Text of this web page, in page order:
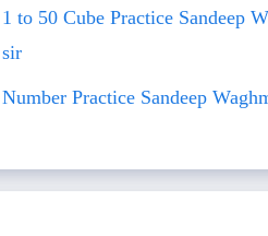
1 to 50 Cube Practice Sandeep
sir
Number Practice Sandeep